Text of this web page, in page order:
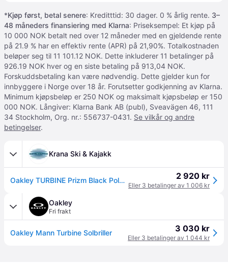
*Kjøp først, betal senere: Kreditttid: 30 dager. 0 % årlig rente. 3–
48 måneders finansiering med Klarna: Priseksempel: Et kjøp på
10 000 NOK betalt ned over 12 måneder med en gjeldende rente
på 21.9 % har en effektiv rente (APR) på 21,90%. Totalkostnaden
beløper seg til 11 101.12 NOK. Dette inkluderer 11 betalinger på
926.19 NOK hver og en siste betaling på 913,04 NOK.
Forskuddsbetaling kan være nødvendig. Dette gjelder kun for
innbyggere i Norge over 18 år. Forutsetter godkjenning av Klarna.
Minimum kjøpsbeløp er 250 NOK og maksimalt kjøpsbeløp er 150
000 NOK. Långiver: Klarna Bank AB (publ), Sveavägen 46, 111
34 Stockholm, Org. nr.: 556737-0431. Se vilkår og andre
betingelser.
Krana Ski & Kajakk
Oakley TURBINE Prizm Black Polarized 2 920 kr
Eller 3 betalinger av 1 006 kr
Oakley
Fri frakt
Oakley Mann Turbine Solbriller 3 030 kr
Eller 3 betalinger av 1 044 kr